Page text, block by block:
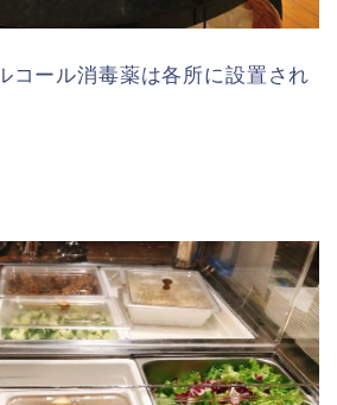
コール消毒薬は各所に設置され